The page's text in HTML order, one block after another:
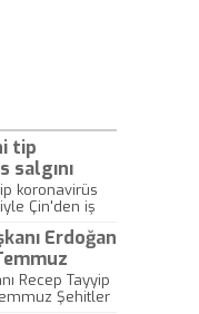
tip
salgını
adaya
koronavirüs
Çin'den iş
girişleriErdoğan
yaptı
Recep Tayyip
Şehitler